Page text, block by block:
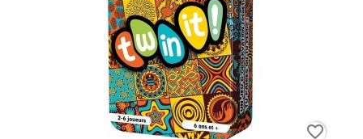
favorite_border